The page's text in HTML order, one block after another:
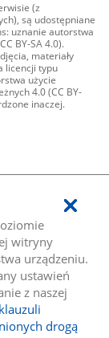
witryny
urządzeniu.
ustawień
z naszej
klauzuli
drogą
(z
są udostępniane
uznanie autorstwa
BY-SA 4.0).
materiały
licencji typu
użycie
4.0 (CC BY-
inaczej.